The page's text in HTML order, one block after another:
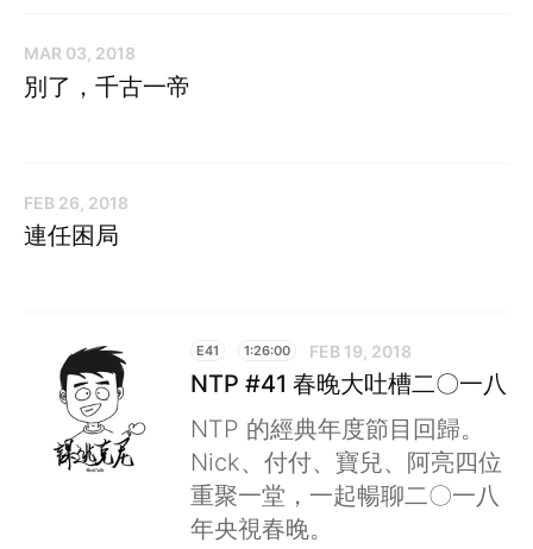
MAR 03, 2018
別了，千古一帝
FEB 26, 2018
連任困局
E41 1:26:00 FEB 19, 2018
NTP #41 春晚大吐槽二〇一八
NTP 的經典年度節目回歸。
Nick、付付、寶兒、阿亮四位
重聚一堂，一起暢聊二〇一八
年央視春晚。